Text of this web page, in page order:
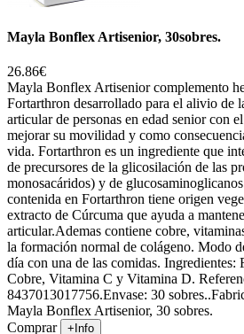
Mayla Bonflex Artisenior, 30sobres.
26.86€
Mayla Bonflex Artisenior complemento
Fortarthron desarrollado para el alivio de
articular de personas en edad senior con
mejorar su movilidad y como
vida. Fortarthron es un ingrediente que
de precursores de la glicosilación de las
monosacáridos) y de
contenida en Fortarthron tiene origen
extracto de Cúrcuma que ayuda a
articular.Ademas contiene cobre,
la formación normal de colágeno. Modo
día con una de las comidas. Ingredientes:
Cobre, Vitamina C y Vitamina D.
8437013017756.Envase: 30
Mayla Bonflex Artisenior, 30 sobres.
Comprar
+Info